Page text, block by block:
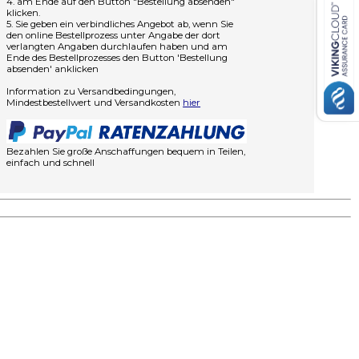
klicken.
5. Sie geben ein verbindliches Angebot ab, wenn Sie
den online Bestellprozess unter Angabe der dort
verlangten Angaben durchlaufen haben und am
Ende des Bestellprozesses den Button 'Bestellung
absenden' anklicken
Information zu Versandbedingungen,
Mindestbestellwert und Versandkosten hier
Bezahlen Sie große Anschaffungen bequem in Teilen,
einfach und schnell